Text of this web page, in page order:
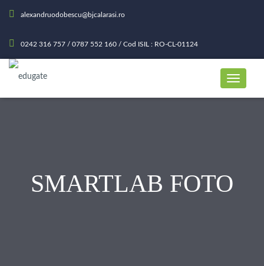
alexandruodobescu@bjcalarasi.ro
0242 316 757 / 0787 552 160 / Cod ISIL : RO-CL-01124
SMARTLAB FOTO